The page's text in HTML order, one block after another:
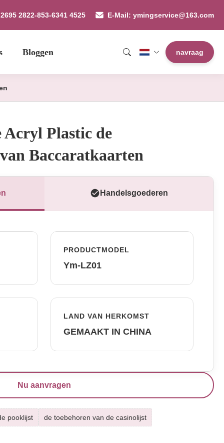
2822-853-6341 4525 E-Mail: ymingservice@163.com
Bloggen navraag
Plastic de
Baccaratkaarten
Handelsgoederen
PRODUCTMODEL
Ym-LZ01
LAND VAN HERKOMST
GEMAAKT IN CHINA
Nu aanvragen
pooklijst de toebehoren van de casinolijst